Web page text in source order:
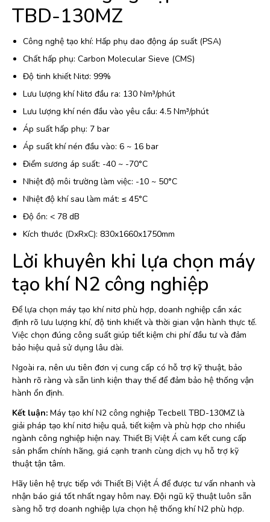
TBD-130MZ
Công nghệ tạo khí: Hấp phụ dao động áp suất (PSA)
Chất hấp phụ: Carbon Molecular Sieve (CMS)
Độ tinh khiết Nitơ: 99%
Lưu lượng khí Nitơ đầu ra: 130 Nm³/phút
Lưu lượng khí nén đầu vào yêu cầu: 4.5 Nm³/phút
Áp suất hấp phụ: 7 bar
Áp suất khí nén đầu vào: 6 ~ 16 bar
Điểm sương áp suất: -40 ~ -70°C
Nhiệt độ môi trường làm việc: -10 ~ 50°C
Nhiệt độ khí sau làm mát: ≤ 45°C
Độ ồn: < 78 dB
Kích thước (DxRxC): 830x1660x1750mm
Lời khuyên khi lựa chọn máy
tạo khí N2 công nghiệp
Để lựa chọn máy tạo khí nitơ phù hợp, doanh nghiệp cần xác
định rõ lưu lượng khí, độ tinh khiết và thời gian vận hành thực tế.
Việc chọn đúng công suất giúp tiết kiệm chi phí đầu tư và đảm
bảo hiệu quả sử dụng lâu dài.
Ngoài ra, nên ưu tiên đơn vị cung cấp có hỗ trợ kỹ thuật, bảo
hành rõ ràng và sẵn linh kiện thay thế để đảm bảo hệ thống vận
hành ổn định.
Kết luận: Máy tạo khí N2 công nghiệp Tecbell TBD-130MZ là
giải pháp tạo khí nitơ hiệu quả, tiết kiệm và phù hợp cho nhiều
ngành công nghiệp hiện nay. Thiết Bị Việt Á cam kết cung cấp
sản phẩm chính hãng, giá cạnh tranh cùng dịch vụ hỗ trợ kỹ
thuật tận tâm.
Hãy liên hệ trực tiếp với Thiết Bị Việt Á để được tư vấn nhanh và
nhận báo giá tốt nhất ngay hôm nay. Đội ngũ kỹ thuật luôn sẵn
sàng hỗ trợ doanh nghiệp lựa chọn hệ thống khí N2 phù hợp.